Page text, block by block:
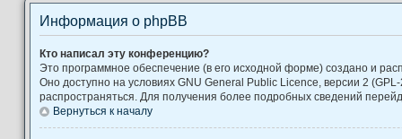
Информация о phpBB
Кто написал эту конференцию?
Это программное обеспечение (в его исходной форме) создано и
Оно доступно на условиях GNU General Public Licence, версии 2
распространяться. Для получения более подробных сведений
Вернуться к началу